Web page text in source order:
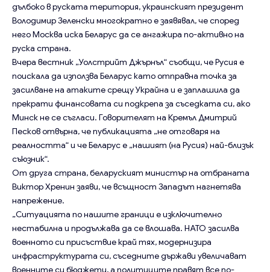
дълбоко в руската територия, украинският президент
Володимир Зеленски многократно е заявявал, че според
него Москва иска Беларус да се ангажира по-активно на
руска страна.
Вчера вестник „Уолстрийт Джърнъл“ съобщи, че Русия е
поискала да използва Беларус като отправна точка за
засилване на атаките срещу Украйна и е заплашила да
прекрати финансовата си подкрепа за съседката си, ако
Минск не се съгласи. Говорителят на Кремъл Дмитрий
Песков отвърна, че публикацията „не отговаря на
реалността“ и че Беларус е „нашият (на Русия) най-близък
съюзник“.
От друга страна, беларуският министър на отбраната
Виктор Хренин заяви, че всъщност Западът нагнетява
напрежение.
„Ситуацията по нашите граници е изключително
нестабилна и продължава да се влошава. НАТО засилва
военното си присъствие край тях, модернизира
инфраструктурата си, съседните държави увеличават
военните си бюджети, а политиците правят все по-